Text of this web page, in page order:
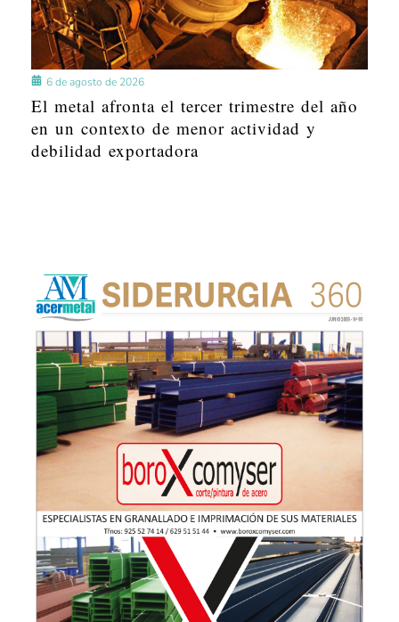
6 de agosto de 2026
El metal afronta el tercer trimestre del año
en un contexto de menor actividad y
debilidad exportadora